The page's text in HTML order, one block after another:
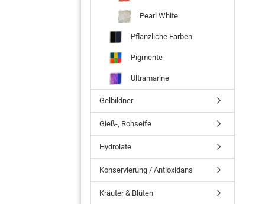
Pearl White
Pflanzliche Farben
Pigmente
Ultramarine
Gelbildner
Gieß-, Rohseife
Hydrolate
Konservierung / Antioxidans
Kräuter & Blüten